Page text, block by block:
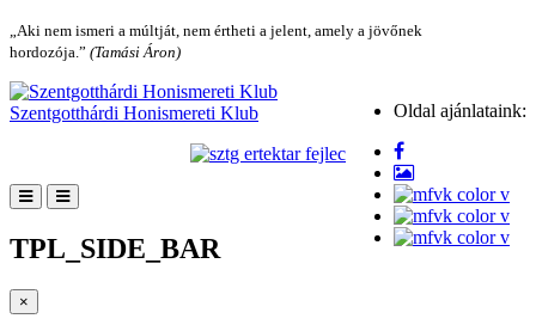
„Aki nem ismeri a múltját, nem értheti a jelent, amely a jövőnek
hordozója.” (Tamási Áron)
Oldal ajánlataink:
Szentgotthárdi Honismereti Klub
TPL_SIDE_BAR
×